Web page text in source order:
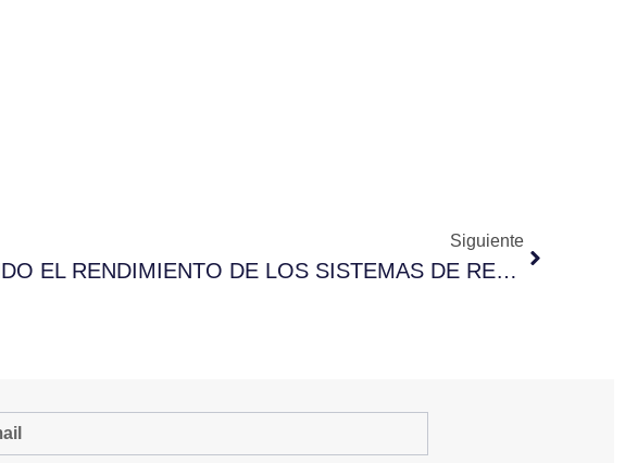
Siguiente
MEJORANDO EL RENDIMIENTO DE LOS SISTEMAS DE REFRIGERACIÓN